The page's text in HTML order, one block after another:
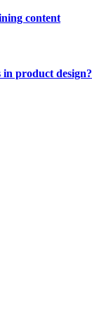
content
product design?